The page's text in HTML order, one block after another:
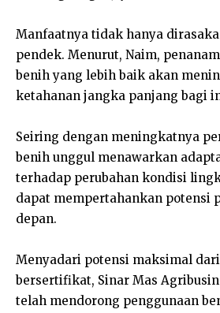
Manfaatnya tidak hanya
pendek. Menurut, Naim,
benih yang lebih baik akan
ketahanan jangka panjang bagi
Seiring dengan meningkatnya
benih unggul menawarkan
terhadap perubahan kondisi
dapat mempertahankan potensi
depan.
Menyadari potensi maksimal
bersertifikat, Sinar Mas
telah mendorong penggunaan